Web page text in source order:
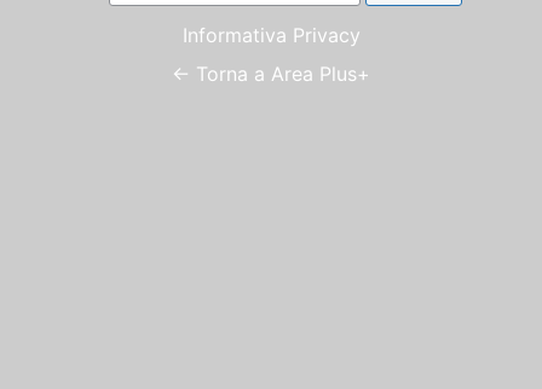
Informativa Privacy
← Torna a Area Plus+